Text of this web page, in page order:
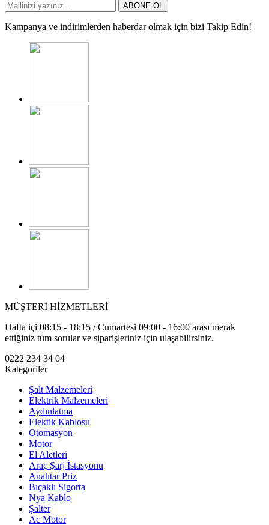
ABONE OL
Kampanya ve indirimlerden haberdar olmak için bizi Takip Edin!
MÜŞTERİ HİZMETLERİ
Hafta içi 08:15 - 18:15 / Cumartesi 09:00 - 16:00 arası merak
ettiğiniz tüm sorular ve siparişleriniz için ulaşabilirsiniz.
0222 234 34 04
Kategoriler
Şalt Malzemeleri
Elektrik Malzemeleri
Aydınlatma
Elektik Kablosu
Otomasyon
Motor
El Aletleri
Araç Şarj İstasyonu
Anahtar Priz
Bıçaklı Sigorta
Nya Kablo
Şalter
Ac Motor